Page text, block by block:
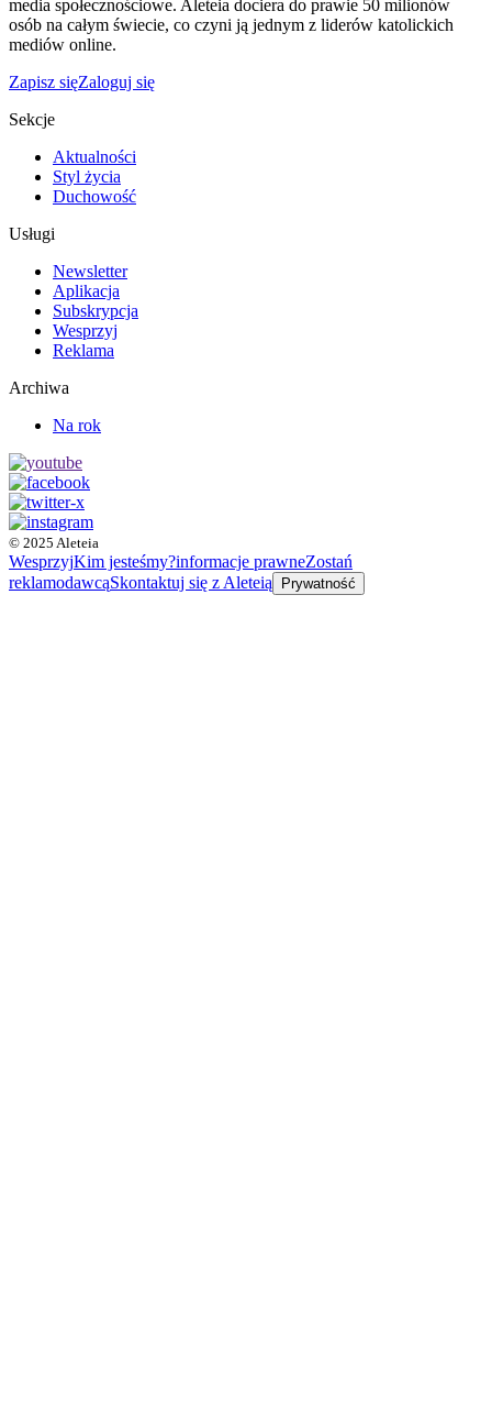
media społecznościowe. Aleteia dociera do prawie 50 milionów
osób na całym świecie, co czyni ją jednym z liderów katolickich
mediów online.
Zapisz sięZaloguj się
Sekcje
Aktualności
Styl życia
Duchowość
Usługi
Newsletter
Aplikacja
Subskrypcja
Wesprzyj
Reklama
Archiwa
Na rok
© 2025 Aleteia
WesprzyjKim jesteśmy?informacje prawneZostań
reklamodawcąSkontaktuj się z Aleteią Prywatność